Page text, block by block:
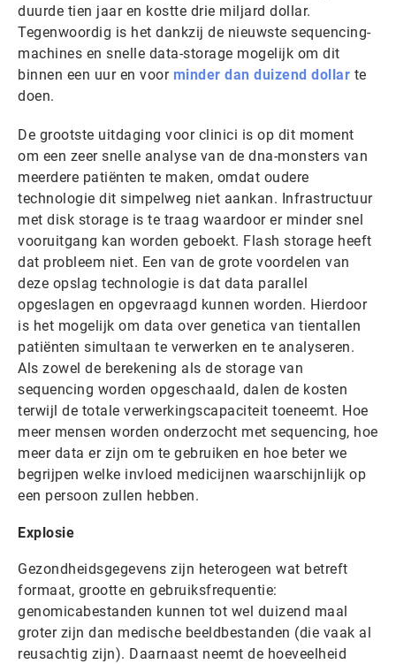
duurde tien jaar en kostte drie miljard dollar.
Tegenwoordig is het dankzij de nieuwste sequencing-
machines en snelle data-storage mogelijk om dit
binnen een uur en voor minder dan duizend dollar te
doen.
De grootste uitdaging voor clinici is op dit moment
om een zeer snelle analyse van de dna-monsters van
meerdere patiënten te maken, omdat oudere
technologie dit simpelweg niet aankan. Infrastructuur
met disk storage is te traag waardoor er minder snel
vooruitgang kan worden geboekt. Flash storage heeft
dat probleem niet. Een van de grote voordelen van
deze opslag technologie is dat data parallel
opgeslagen en opgevraagd kunnen worden. Hierdoor
is het mogelijk om data over genetica van tientallen
patiënten simultaan te verwerken en te analyseren.
Als zowel de berekening als de storage van
sequencing worden opgeschaald, dalen de kosten
terwijl de totale verwerkingscapaciteit toeneemt. Hoe
meer mensen worden onderzocht met sequencing, hoe
meer data er zijn om te gebruiken en hoe beter we
begrijpen welke invloed medicijnen waarschijnlijk op
een persoon zullen hebben.
Explosie
Gezondheidsgegevens zijn heterogeen wat betreft
formaat, grootte en gebruiksfrequentie:
genomicabestanden kunnen tot wel duizend maal
groter zijn dan medische beeldbestanden (die vaak al
reusachtig zijn). Daarnaast neemt de hoeveelheid